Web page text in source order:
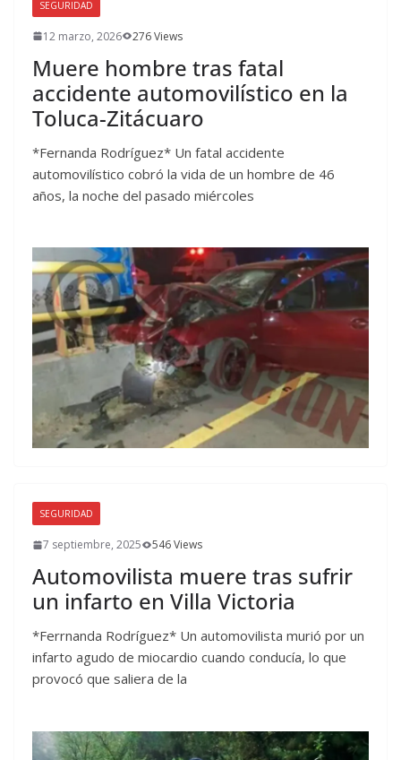
SEGURIDAD
12 marzo, 2026 276 Views
Muere hombre tras fatal
accidente automovilístico en la
Toluca-Zitácuaro
*Fernanda Rodríguez* Un fatal accidente
automovilístico cobró la vida de un hombre de 46
años, la noche del pasado miércoles
SEGURIDAD
7 septiembre, 2025 546 Views
Automovilista muere tras sufrir
un infarto en Villa Victoria
*Ferrnanda Rodríguez* Un automovilista murió por un
infarto agudo de miocardio cuando conducía, lo que
provocó que saliera de la